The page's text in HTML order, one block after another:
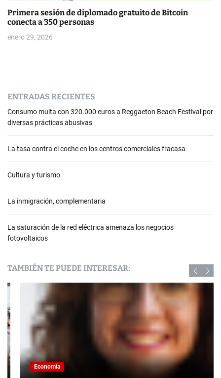
Primera sesión de diplomado gratuito de Bitcoin
conecta a 350 personas
enero 29, 2026
ENTRADAS RECIENTES
Consumo multa con 320.000 euros a Reggaeton Beach Festival por
diversas prácticas abusivas
La tasa contra el coche en los centros comerciales fracasa
Cultura y turismo
La inmigración, complementaria
La saturación de la red eléctrica amenaza los negocios
fotovoltaicos
TAMBIÉN TE PUEDE INTERESAR:
Economía